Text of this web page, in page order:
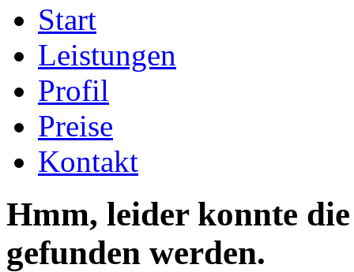
Start
Leistungen
Profil
Preise
Kontakt
Hmm, leider konnte
gefunden werden.